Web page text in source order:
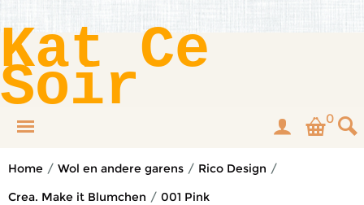
Kat Ce
Soir 0
Home / Wol en andere garens / Rico Design /
Crea. Make it Blumchen / 001 Pink